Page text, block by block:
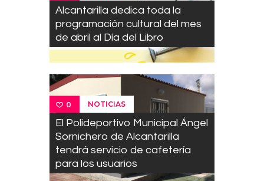
Alcantarilla dedica toda la
programación cultural del mes
de abril al Día del Libro
0 NOTICIAS
El Polideportivo Municipal Ángel
Sornichero de Alcantarilla
tendrá servicio de cafetería
para los usuarios